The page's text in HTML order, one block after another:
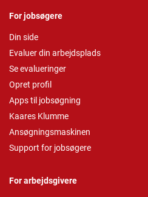
For jobsøgere
Din side
Evaluer din arbejdsplads
Se evalueringer
Opret profil
Apps til jobsøgning
Kaares Klumme
Ansøgningsmaskinen
Support for jobsøgere
For arbejdsgivere